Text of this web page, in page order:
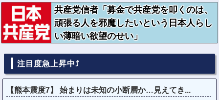
共産党信者「募金で共産党を叩くのは、
頑張る人を邪魔したいという日本人らし
い薄暗い欲望のせい」
注目度急上昇中⤴
【熊本震度7】 始まりは未知の小断層か…見えてき...